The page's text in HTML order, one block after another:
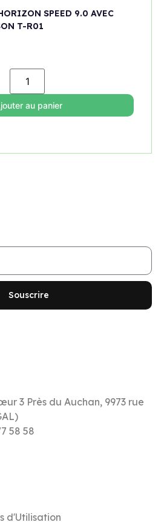
SPEED 9.0 AVEC
T-R01
au panier
Souscrire
3 Près du Auchan, 9973 rue
58 58
d'Utilisation